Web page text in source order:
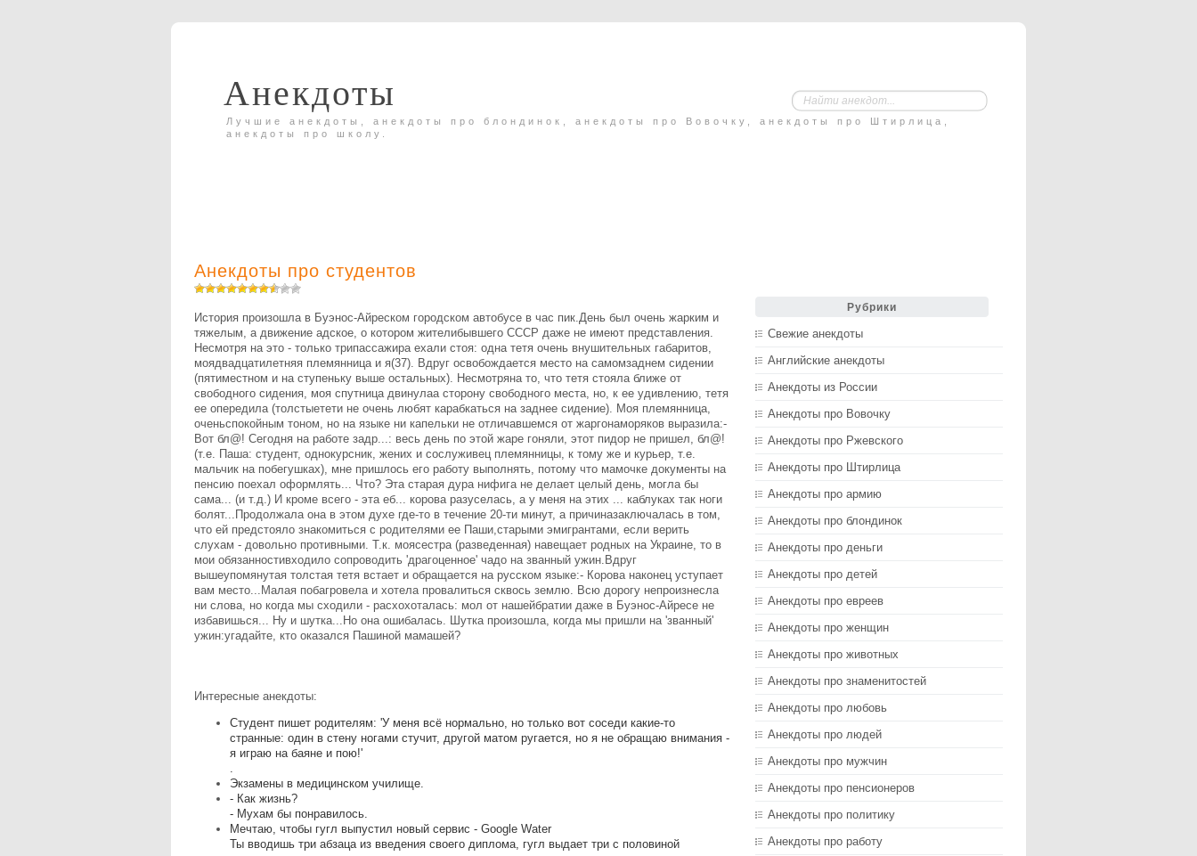
Анекдоты
Лучшие анекдоты, анекдоты про блондинок, анекдоты про Вовочку, анекдоты про Штирлица,
анекдоты про школу.
Анекдоты про студентов
История произошла в Буэнос-Айреском городском автобусе в час пик.День был очень жарким и
тяжелым, а движение адское, о котором жителибывшего СССР даже не имеют представления.
Hесмотря на это - только трипассажира ехали стоя: одна тетя очень внушительных габаритов,
моядвадцатилетняя племянница и я(37). Вдруг освобождается место на самомзаднем сидении
(пятиместном и на ступеньку выше остальных). Hесмотряна то, что тетя стояла ближе от
свободного сидения, моя спутница двинулаа сторону свободного места, но, к ее удивлению, тетя
ее опередила (толстыетети не очень любят карабкаться на заднее сидение). Моя племянница,
оченьспокойным тоном, но на языке ни капельки не отличавшемся от жаргонаморяков выразила:-
Вот бл@! Сегодня на работе задр...: весь день по этой жаре гоняли, этот пидор не пришел, бл@!
(т.е. Паша: студент, однокурсник, жених и сослуживец племянницы, к тому же и курьер, т.е.
мальчик на побегушках), мне пришлось его работу выполнять, потому что мамочке документы на
пенсию поехал оформлять... Что? Эта старая дура нифига не делает целый день, могла бы
сама... (и т.д.) И кроме всего - эта еб... корова разуселась, а у меня на этих ... каблуках так ноги
болят...Продолжала она в этом духе где-то в течение 20-ти минут, а причиназаключалась в том,
что ей предстояло знакомиться с родителями ее Паши,старыми эмигрантами, если верить
слухам - довольно противными. Т.к. моясестра (разведенная) навещает родных на Украине, то в
мои обязанностивходило сопроводить 'драгоценное' чадо на званный ужин.Вдруг
вышеупомянутая толстая тетя встает и обращается на русском языке:- Корова наконец уступает
вам место...Малая побагровела и хотела провалиться сквось землю. Всю дорогу непроизнесла
ни слова, но когда мы сходили - расхохоталась: мол от нашейбратии даже в Буэнос-Айресе не
избавишься... Hу и шутка...Hо она ошибалась. Шутка произошла, когда мы пришли на 'званный'
ужин:угадайте, кто оказался Пашиной мамашей?
Интересные анекдоты:
Студент пишет родителям: 'У меня всё нормально, но только вот соседи какие-то
странные: один в стену ногами стучит, другой матом ругается, но я не обращаю внимания -
я играю на баяне и пою!'
Экзамены в медицинском училище.
- Как жизнь?
- Мухам бы понравилось.
Мечтаю, чтобы гугл выпустил новый сервис - Google Water
Ты вводишь три абзаца из введения своего диплома, гугл выдает три с половиной
Рубрики
Свежие анекдоты
Английские анекдоты
Анекдоты из России
Анекдоты про Вовочку
Анекдоты про Ржевского
Анекдоты про Штирлица
Анекдоты про армию
Анекдоты про блондинок
Анекдоты про деньги
Анекдоты про детей
Анекдоты про евреев
Анекдоты про женщин
Анекдоты про животных
Анекдоты про знаменитостей
Анекдоты про любовь
Анекдоты про людей
Анекдоты про мужчин
Анекдоты про пенсионеров
Анекдоты про политику
Анекдоты про работу